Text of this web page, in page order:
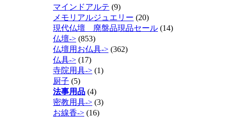
マインドアルテ (9)
メモリアルジュエリー (20)
現代仏壇 廃盤品現品セール (14)
仏壇-> (853)
仏壇用お仏具-> (362)
仏具-> (17)
寺院用具-> (1)
厨子 (5)
法事用品 (4)
密教用具-> (3)
お線香-> (16)